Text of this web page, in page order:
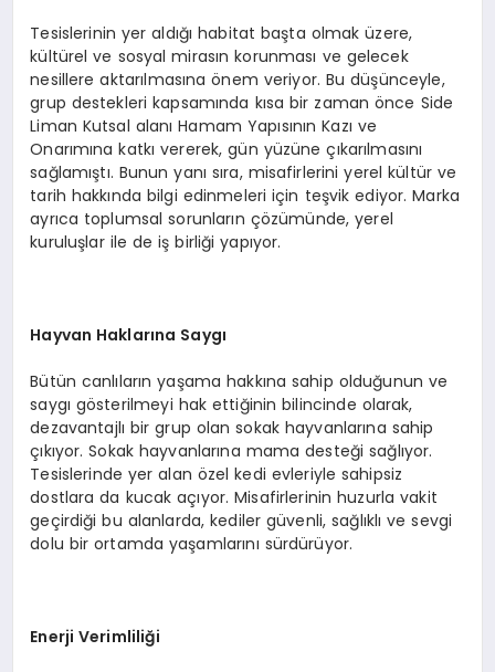
Tesislerinin yer aldığı habitat başta olmak üzere,
kültürel ve sosyal mirasın korunması ve gelecek
nesillere aktarılmasına önem veriyor. Bu düşünceyle,
grup destekleri kapsamında kısa bir zaman önce Side
Liman Kutsal alanı Hamam Yapısının Kazı ve
Onarımına katkı vererek, gün yüzüne çıkarılmasını
sağlamıştı. Bunun yanı sıra, misafirlerini yerel kültür ve
tarih hakkında bilgi edinmeleri için teşvik ediyor. Marka
ayrıca toplumsal sorunların çözümünde, yerel
kuruluşlar ile de iş birliği yapıyor.
Hayvan Haklarına Saygı
Bütün canlıların yaşama hakkına sahip olduğunun ve
saygı gösterilmeyi hak ettiğinin bilincinde olarak,
dezavantajlı bir grup olan sokak hayvanlarına sahip
çıkıyor. Sokak hayvanlarına mama desteği sağlıyor.
Tesislerinde yer alan özel kedi evleriyle sahipsiz
dostlara da kucak açıyor. Misafirlerinin huzurla vakit
geçirdiği bu alanlarda, kediler güvenli, sağlıklı ve sevgi
dolu bir ortamda yaşamlarını sürdürüyor.
Enerji Verimliliği